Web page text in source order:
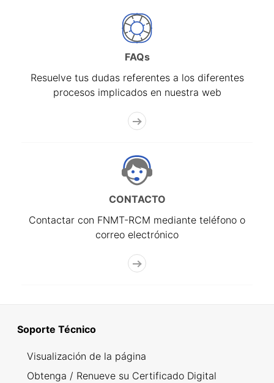
FAQs
Resuelve tus dudas referentes a los diferentes
procesos implicados en nuestra web
CONTACTO
Contactar con FNMT-RCM mediante teléfono o
correo electrónico
Soporte Técnico
Visualización de la página
Obtenga / Renueve su Certificado Digital